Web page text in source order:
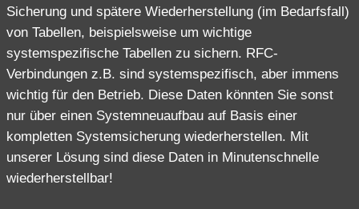
Sicherung und spätere Wiederherstellung (im Bedarfsfall)
von Tabellen, beispielsweise um wichtige
systemspezifische Tabellen zu sichern. RFC-
Verbindungen z.B. sind systemspezifisch, aber immens
wichtig für den Betrieb. Diese Daten könnten Sie sonst
nur über einen Systemneuaufbau auf Basis einer
kompletten Systemsicherung wiederherstellen. Mit
unserer Lösung sind diese Daten in Minutenschnelle
wiederherstellbar!